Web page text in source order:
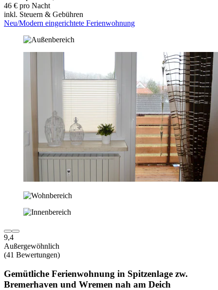
46 € pro Nacht
inkl. Steuern & Gebühren
Neu/Modern eingerichtete Ferienwohnung
9,4
Außergewöhnlich
(41 Bewertungen)
Gemütliche Ferienwohnung in Spitzenlage zw.
Bremerhaven und Wremen nah am Deich